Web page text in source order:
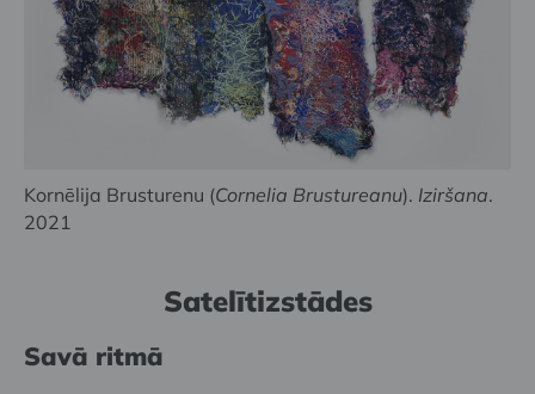
Kornēlija Brusturenu (Cornelia Brustureanu). Iziršana.
2021
Satelītizstādes
Savā ritmā